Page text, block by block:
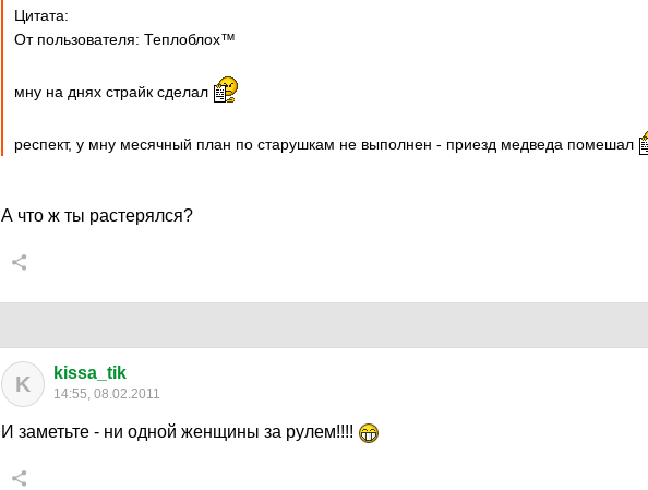
Цитата:
От пользователя: Теплоблох™
мну на днях страйк сделал
респект, у мну месячный план по старушкам не выполнен - приезд медведа помешал
А что ж ты растерялся?
K kissa_tik
14:55, 08.02.2011
И заметьте - ни одной женщины за рулем!!!!